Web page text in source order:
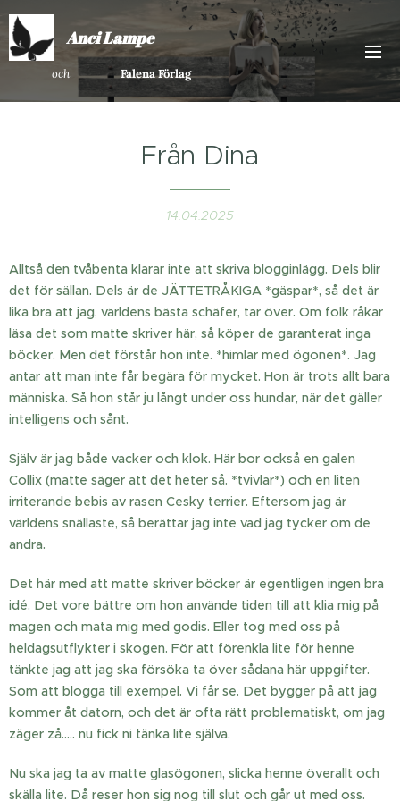
Anci Lampe
och Falena Förlag
Från Dina
14.04.2025
Alltså den tvåbenta klarar inte att skriva blogginlägg. Dels blir
det för sällan. Dels är de JÄTTETRÅKIGA *gäspar*, så det är
lika bra att jag, världens bästa schäfer, tar över. Om folk råkar
läsa det som matte skriver här, så köper de garanterat inga
böcker. Men det förstår hon inte. *himlar med ögonen*. Jag
antar att man inte får begära för mycket. Hon är trots allt bara
människa. Så hon står ju långt under oss hundar, när det gäller
intelligens och sånt.
Själv är jag både vacker och klok. Här bor också en galen
Collix (matte säger att det heter så. *tvivlar*) och en liten
irriterande bebis av rasen Cesky terrier. Eftersom jag är
världens snällaste, så berättar jag inte vad jag tycker om de
andra.
Det här med att matte skriver böcker är egentligen ingen bra
idé. Det vore bättre om hon använde tiden till att klia mig på
magen och mata mig med godis. Eller tog med oss på
heldagsutflykter i skogen. För att förenkla lite för henne
tänkte jag att jag ska försöka ta över sådana här uppgifter.
Som att blogga till exempel. Vi får se. Det bygger på att jag
kommer åt datorn, och det är ofta rätt problematiskt, om jag
zäger zå..... nu fick ni tänka lite själva.
Nu ska jag ta av matte glasögonen, slicka henne överallt och
skälla lite. Då reser hon sig nog till slut och går ut med oss.